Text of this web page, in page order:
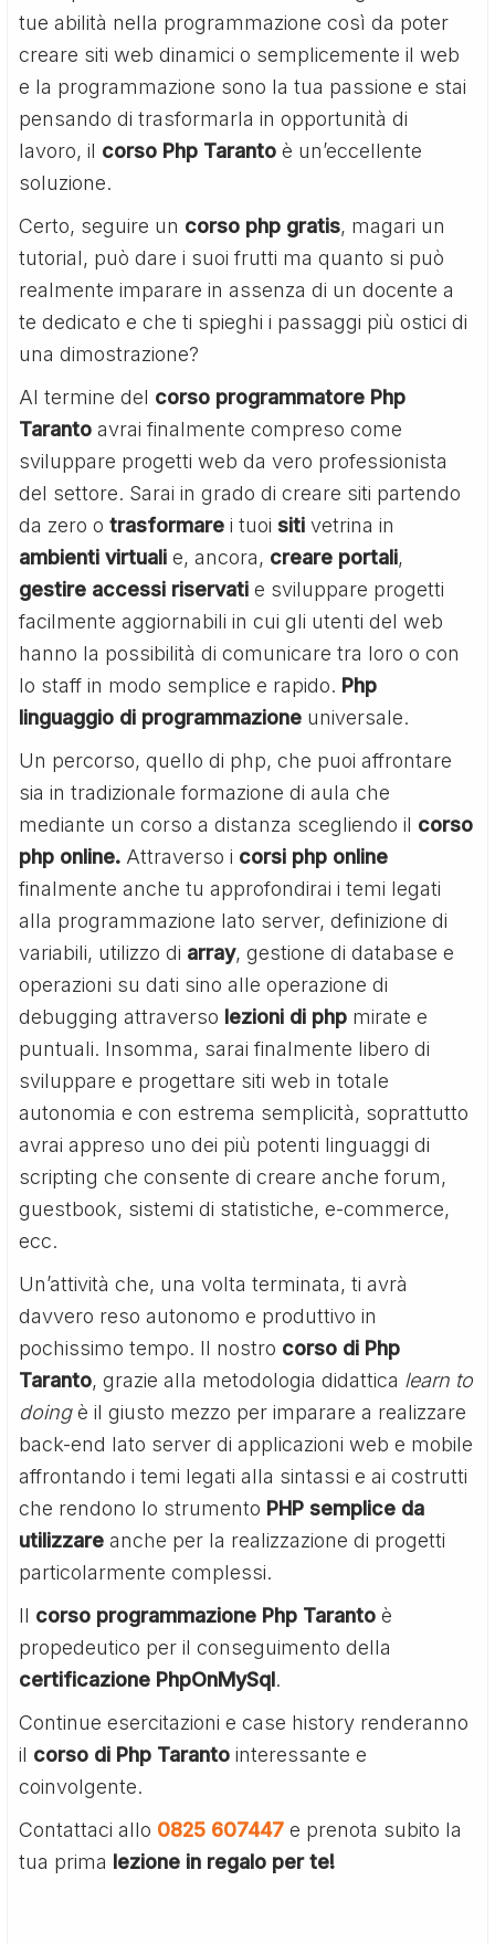
tue abilità nella programmazione così da poter
creare siti web dinamici o semplicemente il web
e la programmazione sono la tua passione e stai
pensando di trasformarla in opportunità di
lavoro, il corso Php Taranto è un’eccellente
soluzione.
Certo, seguire un corso php gratis, magari un
tutorial, può dare i suoi frutti ma quanto si può
realmente imparare in assenza di un docente a
te dedicato e che ti spieghi i passaggi più ostici di
una dimostrazione?
Al termine del corso programmatore Php
Taranto avrai finalmente compreso come
sviluppare progetti web da vero professionista
del settore. Sarai in grado di creare siti partendo
da zero otrasformare i tuoisiti vetrina in
ambienti virtuali e, ancora, creare portali,
gestire accessi riservati e sviluppare progetti
facilmente aggiornabili in cui gli utenti del web
hanno la possibilità di comunicare tra loro o con
lo staff in modo semplice e rapido. Php
linguaggio di programmazione universale.
Un percorso, quello di php, che puoi affrontare
sia in tradizionale formazione di aula che
mediante un corso a distanza scegliendo il corso
php online. Attraverso i corsi php online
finalmente anche tu approfondirai i temi legati
alla programmazione lato server, definizione di
variabili, utilizzo di array, gestione di database e
operazioni su dati sino alle operazione di
debugging attraverso lezioni di php mirate e
puntuali. Insomma, sarai finalmente libero di
sviluppare e progettare siti web in totale
autonomia e con estrema semplicità, soprattutto
avrai appreso uno dei più potenti linguaggi di
scripting che consente di creare anche forum,
guestbook, sistemi di statistiche, e-commerce,
ecc.
Un’attività che, una volta terminata, ti avrà
davvero reso autonomo e produttivo in
pochissimo tempo. Il nostro corso di Php
Taranto, grazie alla metodologia didattica learn to
doingè il giusto mezzo per imparare a realizzare
back-end lato server di applicazioni web e mobile
affrontando i temi legati alla sintassi e ai costrutti
che rendono lo strumento PHP semplice da
utilizzare anche per la realizzazione di progetti
particolarmente complessi.
Il corso programmazione Php Taranto è
propedeutico per il conseguimento della
certificazione PhpOnMySql.
Continue esercitazioni e case history renderanno
il corso di Php Taranto interessante e
coinvolgente.
Contattaci allo 0825 607447 e prenota subito la
tua prima lezione in regalo per te!